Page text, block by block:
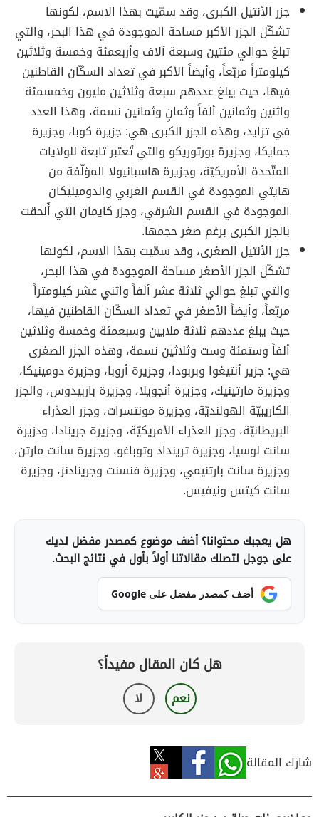
جزر الأنتيل الكبرى، وقد سمّيت بهذا الاسم، لكونها
تشكّل الجزر الأكبر مساحة الموجودة في هذا البحر، والتي
تبلغ حوالي مئتين وسبعة آلاف وأربعمئة وخمسة وثلاثين
كيلومتراً مربّعاً، وأيضاً الأكبر في تعداد السكّان القاطنين
فيها، حيث يبلغ عددهم سبعة وثلاثين مليون وخمسمئة
واثنين وثمانين ألفاً وثمانٍ وثمانين نسمة، وهذا العدد
في تزايد، وهذه الجزر الكبرى هي: جزيرة كوبا، وجزيرة
جمايكا، وجزيرة بورتوريكو والتي تُعتبر تابعة للولايات
المتّحدة الأمريكيّة، وجزيرة هاسبانيولا المؤلّفة من
هايتي الموجودة في القسم الغربي والدومينيكان
الموجودة في القسم الشرقي، وجزر كايمان التي أُلحقت
بالجزر الكبرى برغم صغر حجمها.
جزر الأنتيل الصغرى، وقد سمّيت بهذا الاسم، لكونها
تشكّل الجزر الأصغر مساحة الموجودة في هذا البحر،
والتي تبلغ حوالي ثلاثة عشر ألفاً واثني عشر كيلومتراً
مربّعاً، وأيضاً الأصغر في تعداد السكّان القاطنين فيها،
حيث يبلغ عددهم ثلاثة ملايين وسبعمئة وخمسة وثلاثين
ألفاً وستمئة وست وثلاثين نسمة، وهذه الجزر الصغرى
هي: جزير أنتيغوا وبربودا، وجزيرة أروبا، وجزيرة دومينيكا،
وجزيرة مارتينيك، وجزيرة أنجويلا، وجزيرة باربيدوس، والجزر
الكاريبيّة الهولنديّة، وجزيرة مونتسرات، وجزر العذراء
البريطانيّة، وجزر العذراء الأمريكيّة، وجزيرة جرينادا، ودزيرة
سانت لوسيا، وجزيرة ترينداد وتوباغو، وجزيرة سانت مارتن،
وجزيرة سانت بارتنيمي، وجزيرة فنسنت وجرينادنز، وجزيرة
سانت كيتس ونيفيس.
هل يعجبك محتوانا؟ أضف موضوع كمصدر مفضل لديك
على جوجل لتصلك مقالاتنا أولاً بأول في نتائج البحث.
أضف كمصدر مفضل على Google
هل كان المقال مفيداً؟
نعم لا
شارك المقالة